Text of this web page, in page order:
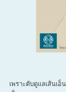
เพราะตับดูแลเส้นเอ็